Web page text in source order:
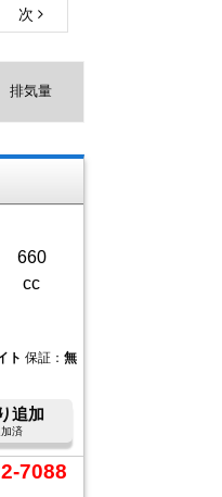
次
排気量
660
cc
ト 保証： 無
追加
済
7088